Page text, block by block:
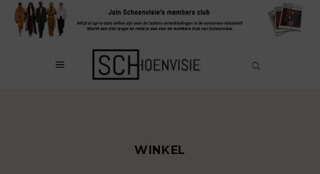
WINKEL